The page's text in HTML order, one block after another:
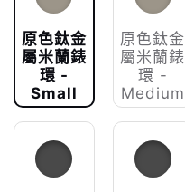
原色鈦金
屬米蘭錶
環 -
Small
原色鈦金
屬米蘭錶
環 -
Medium